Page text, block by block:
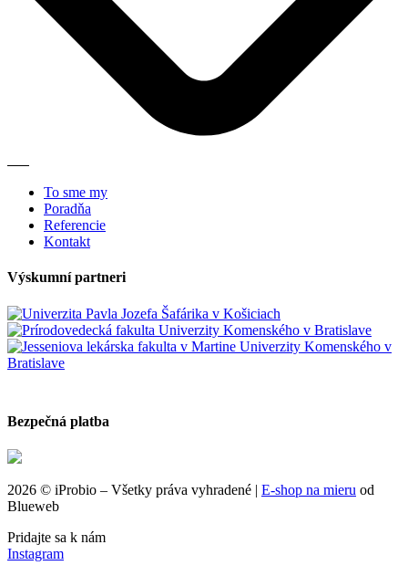
To sme my
Poradňa
Referencie
Kontakt
Výskumní partneri
Bezpečná platba
2026 © iProbio – Všetky práva vyhradené | E‑shop na mieru od
Blueweb
Pridajte sa k nám
Instagram